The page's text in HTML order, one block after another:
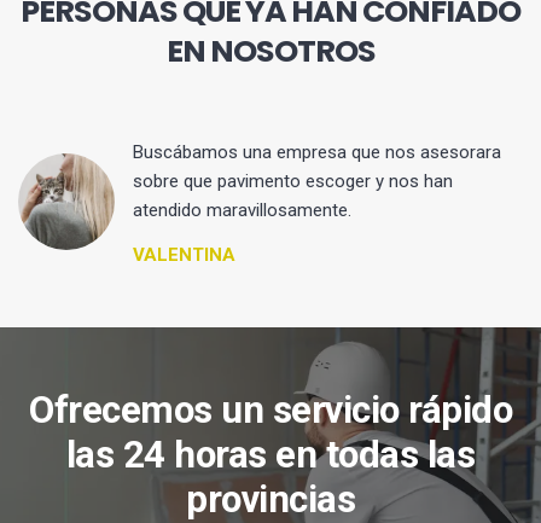
PERSONAS QUE YA HAN CONFIADO
EN NOSOTROS
Buscábamos una empresa que nos asesorara
sobre que pavimento escoger y nos han
atendido maravillosamente.
VALENTINA
Ofrecemos un servicio rápido
las 24 horas en todas las
provincias